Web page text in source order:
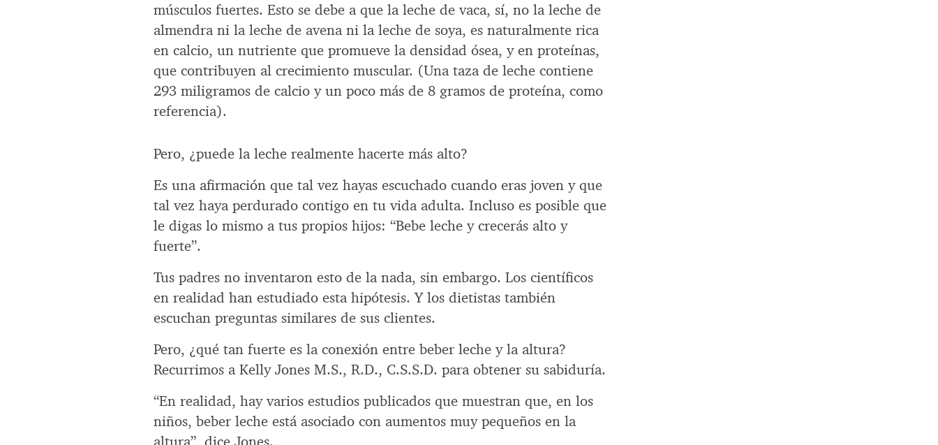
músculos fuertes. Esto se debe a que la leche de vaca, sí, no la leche de
almendra ni la leche de avena ni la leche de soya, es naturalmente rica
en calcio, un nutriente que promueve la densidad ósea, y en proteínas,
que contribuyen al crecimiento muscular. (Una taza de leche contiene
293 miligramos de calcio y un poco más de 8 gramos de proteína, como
referencia).
Pero, ¿puede la leche realmente hacerte más alto?
Es una afirmación que tal vez hayas escuchado cuando eras joven y que
tal vez haya perdurado contigo en tu vida adulta. Incluso es posible que
le digas lo mismo a tus propios hijos: “Bebe leche y crecerás alto y
fuerte”.
Tus padres no inventaron esto de la nada, sin embargo. Los científicos
en realidad han estudiado esta hipótesis. Y los dietistas también
escuchan preguntas similares de sus clientes.
Pero, ¿qué tan fuerte es la conexión entre beber leche y la altura?
Recurrimos a Kelly Jones M.S., R.D., C.S.S.D. para obtener su sabiduría.
“En realidad, hay varios estudios publicados que muestran que, en los
niños, beber leche está asociado con aumentos muy pequeños en la